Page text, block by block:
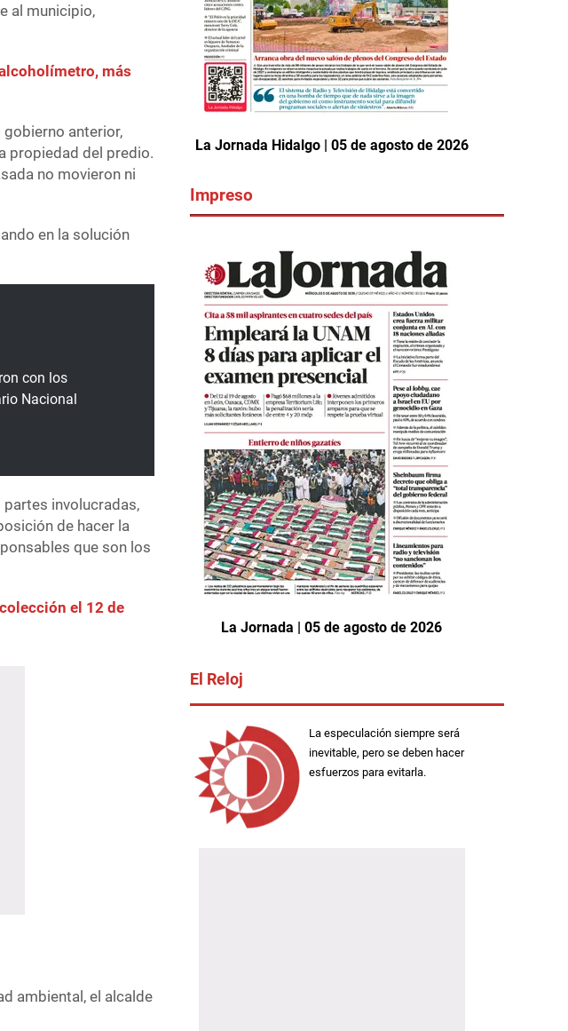
al municipio,
más
anterior,
propiedad del predio.
no movieron ni
en la solución
con los
Nacional
involucradas,
de hacer la
que son los
el 12 de
ambiental, el alcalde
La Jornada Hidalgo | 05 de agosto de 2026
Impreso
La Jornada | 05 de agosto de 2026
El Reloj
La especulación siempre será
inevitable, pero se deben hacer
esfuerzos para evitarla.